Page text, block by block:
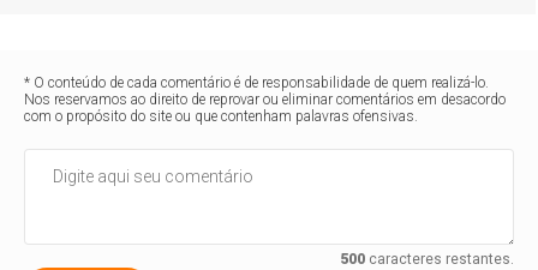
* O conteúdo de cada comentário é de responsabilidade de quem realizá-lo.
Nos reservamos ao direito de reprovar ou eliminar comentários em desacordo
com o propósito do site ou que contenham palavras ofensivas.
500caracteres restantes.